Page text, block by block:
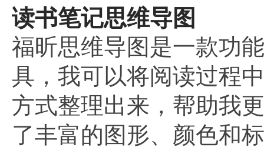
读书笔记思维导图
福昕思维导图是一款功
具，我可以将阅读过程
方式整理出来，帮助我
了丰富的图形、颜色和